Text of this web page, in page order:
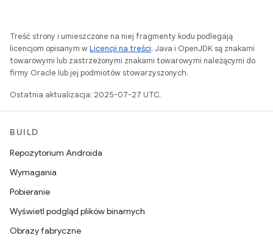
Treść strony i umieszczone na niej fragmenty kodu podlegają
licencjom opisanym wLicencji na treści. Java i OpenJDK są znakami
towarowymi lub zastrzeżonymi znakami towarowymi należącymi do
firmy Oracle lub jej podmiotów stowarzyszonych.
Ostatnia aktualizacja: 2025-07-27 UTC.
BUILD
Repozytorium Androida
Wymagania
Pobieranie
Wyświetl podgląd plików binarnych
Obrazy fabryczne